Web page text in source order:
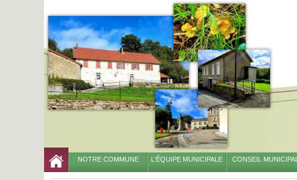
NOTRE COMMUNE L'ÉQUIPE MUNICIPALE CONSEIL MUNICIPAL